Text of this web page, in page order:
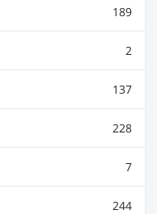
189
2
137
228
7
244